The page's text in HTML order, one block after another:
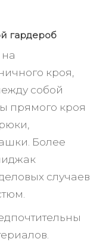
гардероб
кроя,
собой
прямого кроя
Более
случаев